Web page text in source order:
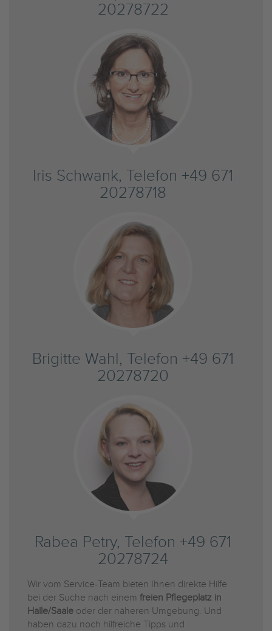
20278722
Iris Schwank, Telefon +49 671
20278718
Brigitte Wahl, Telefon +49 671
20278720
Rabea Petry, Telefon +49 671
20278724
Wir vom Service-Team bieten Ihnen direkte Hilfe
bei der Suche nach einem freien Pflegeplatz in
Halle/Saale oder der näheren Umgebung. Und
haben dazu noch hilfreiche Tipps und